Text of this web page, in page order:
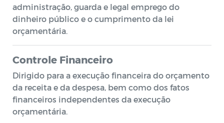
administração, guarda e legal emprego do
dinheiro público e o cumprimento da lei
orçamentária.
Controle Financeiro
Dirigido para a execução financeira do orçamento
da receita e da despesa, bem como dos fatos
financeiros independentes da execução
orçamentária.